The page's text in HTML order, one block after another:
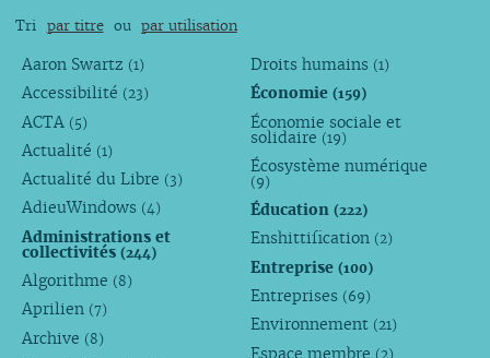
Tri par titre ou par utilisation
Aaron Swartz (1)
Accessibilité (23)
ACTA (5)
Actualité (1)
Actualité du Libre (3)
AdieuWindows (4)
Administrations et
collectivités (244)
Algorithme (8)
Aprilien (7)
Archive (8)
Droits humains (1)
Économie(159)
Économie sociale et
solidaire (19)
Écosystème numérique
(9)
Éducation(222)
Enshittification (2)
Entreprise(100)
Entreprises (69)
Environnement (21)
Espace membre (2)